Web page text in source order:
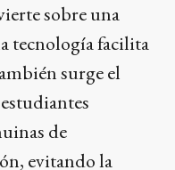
sobre una
tecnología facilita
surge el
de
evitando la